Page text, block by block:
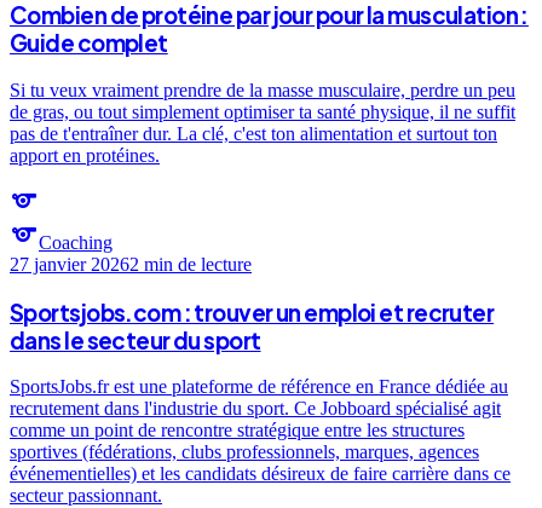
Combien de protéine par jour pour la musculation :
Guide complet
Si tu veux vraiment prendre de la masse musculaire, perdre un peu
de gras, ou tout simplement optimiser ta santé physique, il ne suffit
pas de t'entraîner dur. La clé, c'est ton alimentation et surtout ton
apport en protéines.
sports
sportsCoaching
27 janvier 20262 min de lecture
Sportsjobs.com : trouver un emploi et recruter
dans le secteur du sport
SportsJobs.fr est une plateforme de référence en France dédiée au
recrutement dans l'industrie du sport. Ce Jobboard spécialisé agit
comme un point de rencontre stratégique entre les structures
sportives (fédérations, clubs professionnels, marques, agences
événementielles) et les candidats désireux de faire carrière dans ce
secteur passionnant.